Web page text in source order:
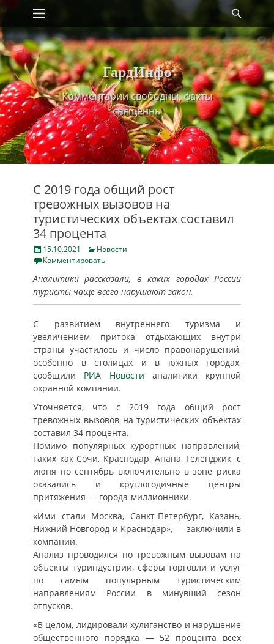
Skip
content
Primary Menu
ГардИнфо
Комментарии свободны, факты
священны
С 2019 года общий рост
тревожных вызовов на
туристических объектах составил
34 процента
Posted
on
15.10.2021 Categories
Новости
Комментировать
Аналитики рассказали, в каких городах России
туристы чаще всего нарушают закон.
С развитием внутреннего туризма и
увеличением притока отдыхающих внутри
страны участилось и число правонарушений,
особенно в столицах и в южных городах,
сообщили РИА Новости аналитики крупной
охранной компании.
Уточняется, что с 2019 года общий рост
тревожных вызовов на туристических объектах
составил 34 процента.
Помимо популярных курортных направлений,
таких как Сочи, Краснодар, Анапа, Геленджик, с
июня по сентябрь включительно в зоне риска
оказались и круглогодичные центры
притяжения — города-миллионники.
«Ими стали Москва, Санкт-Петербург, Казань,
Нижний Новгород и Краснодар», — заключили в
компании.
Анализ проводился по тревожным вызовам на
объекты туриндустрии, сферы торговли и услуг
по самым популярным туристическим
направлениям России в минувший сезон
отпусков.
«В целом, лидировали хулиганство и нарушение
общественного порядка — 52 процента всех